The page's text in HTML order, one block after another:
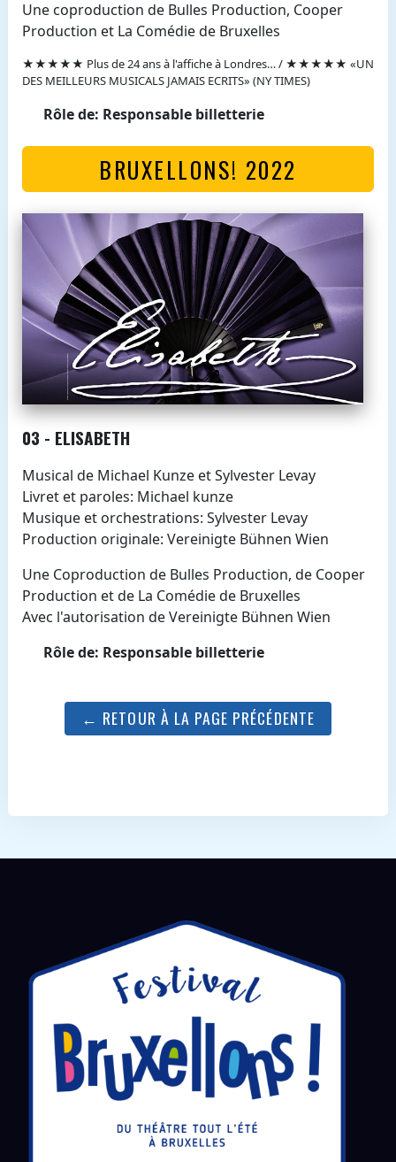
Une coproduction de Bulles Production, Cooper
Production et La Comédie de Bruxelles
★★★★★ Plus de 24 ans à l'affiche à Londres… / ★★★★★ «UN
DES MEILLEURS MUSICALS JAMAIS ECRITS» (NY TIMES)
Rôle de: Responsable billetterie
BRUXELLONS! 2022
03 - ELISABETH
Musical de Michael Kunze et Sylvester Levay
Livret et paroles: Michael kunze
Musique et orchestrations: Sylvester Levay
Production originale: Vereinigte Bühnen Wien
Une Coproduction de Bulles Production, de Cooper
Production et de La Comédie de Bruxelles
Avec l'autorisation de Vereinigte Bühnen Wien
Rôle de: Responsable billetterie
← RETOUR À LA PAGE PRÉCÉDENTE